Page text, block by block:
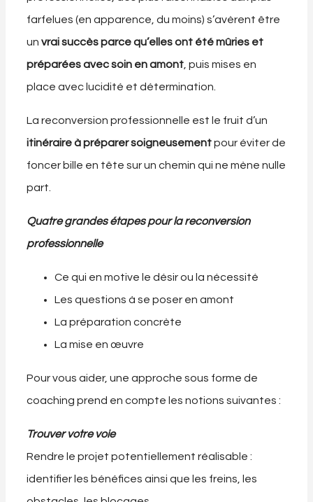
farfelues (en apparence, du moins) s’avèrent être
un vrai succès parce qu’elles ont été mûries et
préparées avec soin en amont , puis mises en
place avec lucidité et détermination.
La reconversion professionnelle est le fruit d’un
itinéraire à préparer soigneusementpour éviter de
foncer bille en tête sur un chemin qui ne mène nulle
part.
Quatre grandes étapes pour la reconversion
professionnelle
Ce qui en motive le désir ou la nécessité
Les questions à se poser en amont
La préparation concrète
La mise en œuvre
Pour vous aider, une approche sous forme de
coaching prend en compte les notions suivantes :
Trouver votre voie
Rendre le projet potentiellement réalisable :
identifier les bénéfices ainsi que les freins, les